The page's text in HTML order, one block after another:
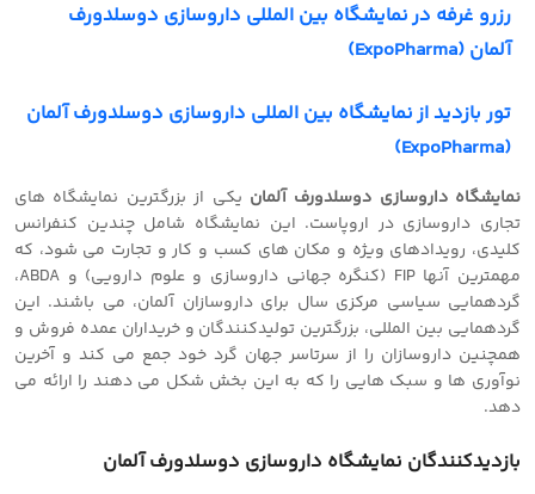
رزرو غرفه در نمایشگاه بین المللی داروسازی دوسلدورف
آلمان (ExpoPharma)
تور بازدید از نمایشگاه بین المللی داروسازی دوسلدورف آلمان
(ExpoPharma)
نمایشگاه داروسازی دوسلدورف آلمان یکی از بزرگترین نمایشگاه های
تجاری داروسازی در اروپاست. این نمایشگاه شامل چندین کنفرانس
کلیدی، رویدادهای ویژه و مکان های کسب و کار و تجارت می شود، که
مهمترین آنها FIP (کنگره جهانی داروسازی و علوم دارویی) و ABDA،
گردهمایی سیاسی مرکزی سال برای داروسازان آلمان، می باشند. این
گردهمایی بین المللی، بزرگترین تولیدکنندگان و خریداران عمده فروش و
همچنین داروسازان را از سرتاسر جهان گرد خود جمع می کند و آخرین
نوآوری ها و سبک هایی را که به این بخش شکل می دهند را ارائه می
دهد.
بازدیدکنندگان نمایشگاه داروسازی دوسلدورف آلمان